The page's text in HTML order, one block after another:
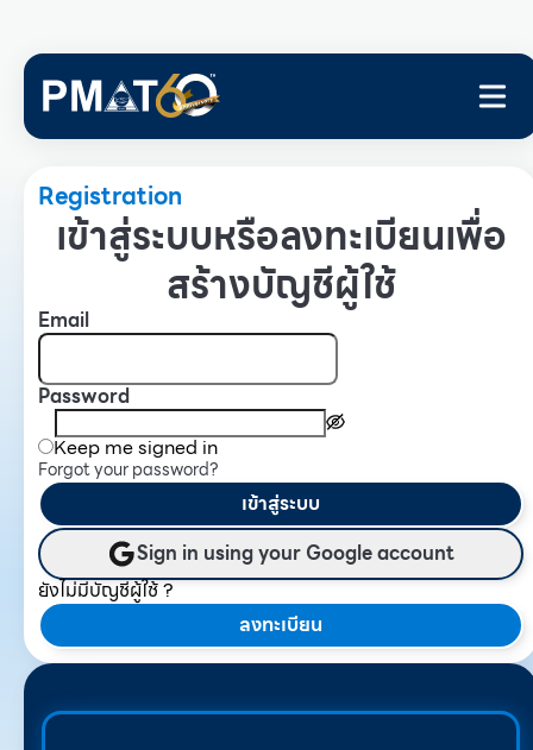
Registration
เข้าสู่ระบบหรือลงทะเบียนเพื่อ
สร้างบัญชีผู้ใช้
Email
Password
Keep me signed in
Forgot your password?
เข้าสู่ระบบ
Sign in using your Google account
ยังไม่มีบัญชีผู้ใช้ ?
ลงทะเบียน